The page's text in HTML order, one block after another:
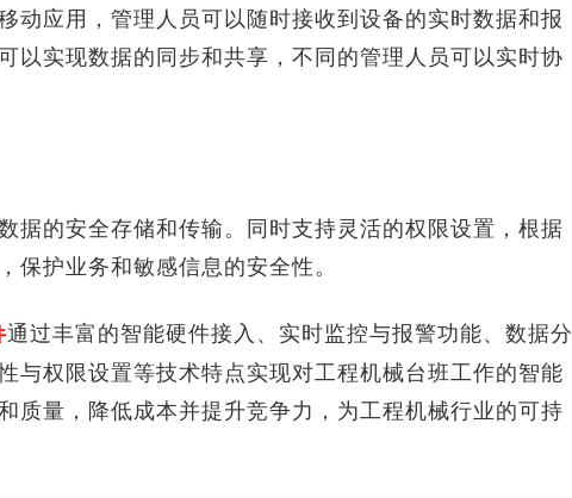
应用，管理人员可以随时接收到设备的实时数据和报
以实现数据的同步和共享，不同的管理人员可以实时协
的安全存储和传输。同时支持灵活的权限设置，根据
保护业务和敏感信息的安全性。
通过丰富的智能硬件接入、实时监控与报警功能、数据分
与权限设置等技术特点实现对工程机械台班工作的智能
质量，降低成本并提升竞争力，为工程机械行业的可持